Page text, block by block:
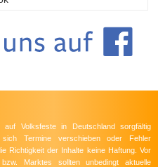
Volksfeste in Deutschland sorgfältig
Termine verschieben oder Fehler
Richtigkeit der Inhalte keine Haftung. Vor
Marktes sollten unbedingt aktuelle